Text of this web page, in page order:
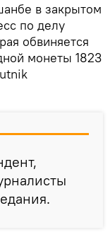
в закрытом
по делу
обвиняется
монеты 1823